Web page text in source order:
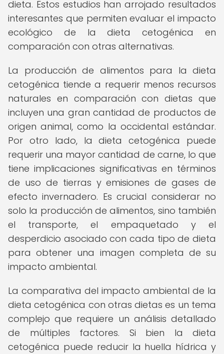
dieta. Estos estudios han arrojado resultados
interesantes que permiten evaluar el impacto
ecológico de la dieta cetogénica en
comparación con otras alternativas.
La producción de alimentos para la dieta
cetogénica tiende a requerir menos recursos
naturales en comparación con dietas que
incluyen una gran cantidad de productos de
origen animal, como la occidental estándar.
Por otro lado, la dieta cetogénica puede
requerir una mayor cantidad de carne, lo que
tiene implicaciones significativas en términos
de uso de tierras y emisiones de gases de
efecto invernadero. Es crucial considerar no
solo la producción de alimentos, sino también
el transporte, el empaquetado y el
desperdicio asociado con cada tipo de dieta
para obtener una imagen completa de su
impacto ambiental.
La comparativa del impacto ambiental de la
dieta cetogénica con otras dietas es un tema
complejo que requiere un análisis detallado
de múltiples factores. Si bien la dieta
cetogénica puede reducir la huella hídrica y